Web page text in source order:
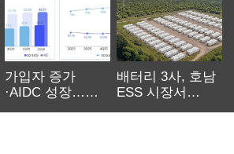
가입자 증가
·AIDC 성장…
배터리 3사, 호남
ESS 시장서